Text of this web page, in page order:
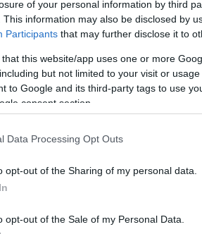
of your personal information by third
This information may also be disclosed by
Participants that may further disclose it to
that this website/app uses one or more
but not limited to your visit or
to Google and its third-party tags to use
consent section.
Data Processing Opt Outs
opt-out of the Sharing of my personal data.
opt-out of the Sale of my Personal Data.
ha intenzione di mollare.